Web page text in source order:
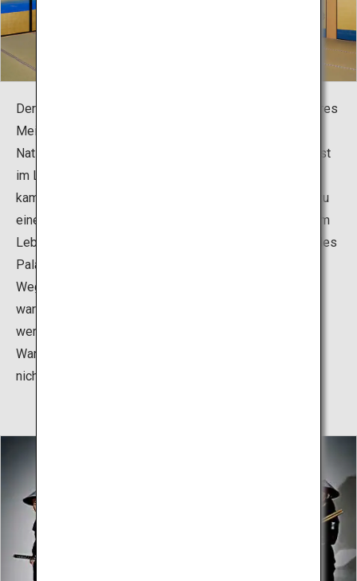
Der Honmaru-Palast der Burg Nagoya ist ein wunderbares
Meisterwerk moderner Burgarchitektur und wurde zum
Nationalschatz erklärt. Leider wurde der Honmaru-Palast
im Laufe eines Krieges niedergebrannt. Im Juni 2018
kamen die 10 Jahre dauernden Wiederaufbauarbeiten zu
einem Ende, dank derer der prächtige Palast wieder zum
Leben erwachte. Besuchen Sie unbedingt die Zimmer des
Palastes: Im Jorakuden wurde der Shōgun auf seinem
Weg in die Hauptstadt untergebracht und Omote-Shoin
war zum Zeitpunkt der Errichtung das größte und
wertvollste Zimmer seiner Art. Die originalgetreuen
Wandgemälde und Wandvertäfelungen sollten Sie sich
nicht entgehen lassen.